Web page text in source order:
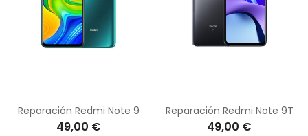
Reparación Redmi Note 9
49,00 €
Reparación Redmi Note 9T
49,00 €